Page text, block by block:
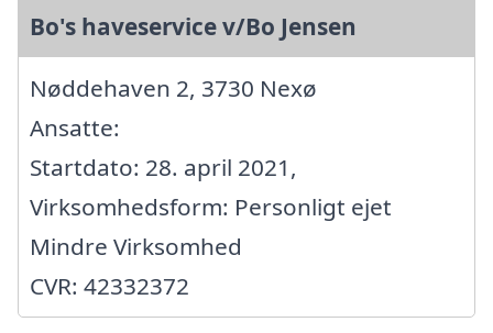
Bo's haveservice v/Bo Jensen
Nøddehaven 2, 3730 Nexø
Ansatte:
Startdato: 28. april 2021,
Virksomhedsform: Personligt ejet
Mindre Virksomhed
CVR: 42332372